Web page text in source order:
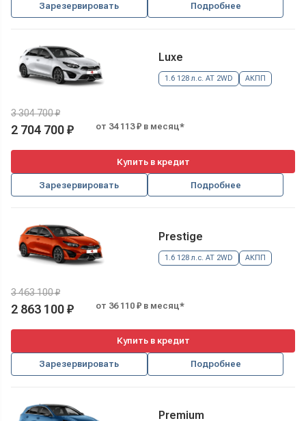
Зарезервировать Подробнее
Luxe
1.6 128 л.с. AT 2WD АКПП
3 304 700 ₽
2 704 700 ₽ от 34 113 ₽ в месяц*
Купить в кредит
Зарезервировать Подробнее
Prestige
1.6 128 л.с. AT 2WD АКПП
3 463 100 ₽
2 863 100 ₽ от 36 110 ₽ в месяц*
Купить в кредит
Зарезервировать Подробнее
Premium